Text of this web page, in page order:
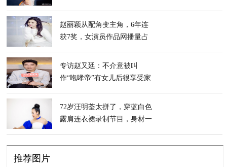
赵丽颖从配角变主角，6年连
获7奖，女演员作品网播量占
专访赵又廷：不介意被叫
作“咆哮帝”有女儿后很享受家
72岁汪明荃太拼了，穿蓝白色
露肩连衣裙录制节目，身材一
推荐图片